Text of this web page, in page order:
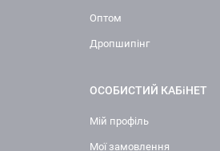
Оптом
Дропшипінг
ОСОБИСТИЙ КАБіНЕТ
Мій профіль
Мої замовлення